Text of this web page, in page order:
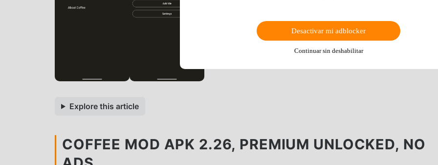
Explore this article
COFFEE MOD APK 2.26, PREMIUM UNLOCKED, NO
Desactivar mi adblocker
Continuar sin deshabilitar